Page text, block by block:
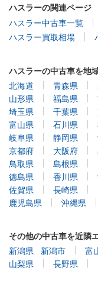
ハスラーの関連ページ
ハスラー中古車一覧
ハスラー買取相場
ハスラーの中古車を地
北海道
青森県
山形県
福島県
埼玉県
千葉県
富山県
石川県
岐阜県
静岡県
京都府
大阪府
鳥取県
島根県
徳島県
香川県
佐賀県
長崎県
鹿児島県
沖縄県
その他の中古車を近隣
新潟県
新潟市 富
山梨県
長野県